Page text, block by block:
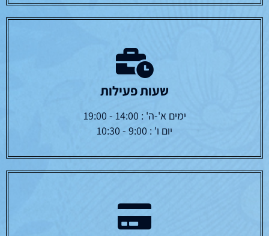
שעות פעילות
ימים א'-ה' : 14:00 - 19:00
יום ו' : 9:00 - 10:30